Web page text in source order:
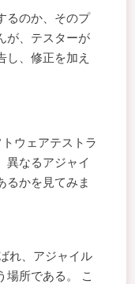
るのか、そのプ
が、テスターが
し、修正を加え
ウェアテストラ
異なるアジャイ
るかを見てみま
れ、アジャイル
場所である。 こ